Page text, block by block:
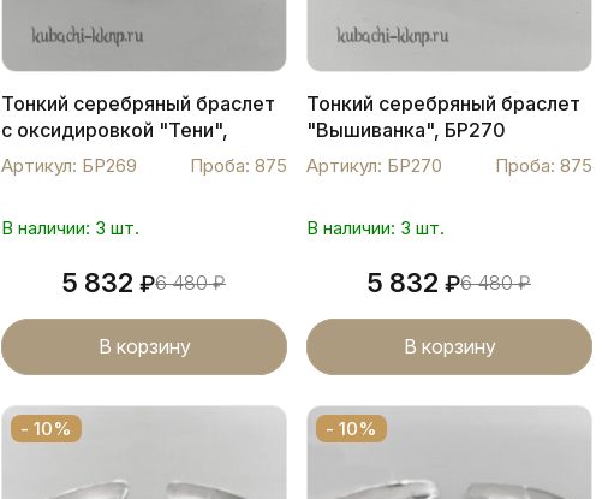
Тонкий серебряный браслет
с оксидировкой "Тени",
БР269
Артикул: БР269 Проба: 875
В наличии: 3 шт.
5 832 ₽6 480₽
В корзину
Тонкий серебряный браслет
"Вышиванка", БР270
Артикул: БР270 Проба: 875
В наличии: 3 шт.
5 832 ₽6 480₽
В корзину
- 10% - 10%